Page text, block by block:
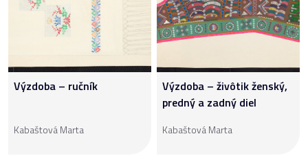
Výzdoba – ručník
Kabaštová Marta
Výzdoba – živôtik ženský,
predný a zadný diel
Kabaštová Marta